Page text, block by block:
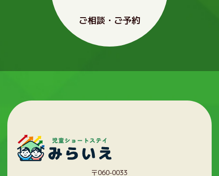
ご相談・ご予約
〒060-0033